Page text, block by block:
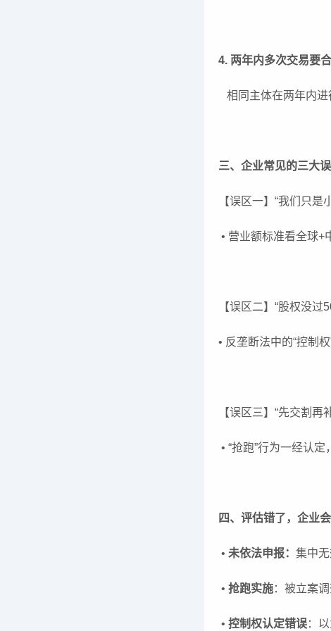
4. 两年内多次交易要
相同主体在两年内进
三、企业常见的三大
【误区一】“我们只是
• 营业额标准看全球+
【误区二】“股权没过
• 反垄断法中的“控制
【误区三】“先交割再
• “抢跑”行为一经认
四、评估错了，企业会
• 未依法申报： 集中
• 抢跑实施：被立案
• 控制权认定错误：